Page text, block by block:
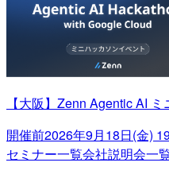
【大阪】Zenn Agentic AI
開催前2026年9月18日(金)
セミナー一覧会社説明会一